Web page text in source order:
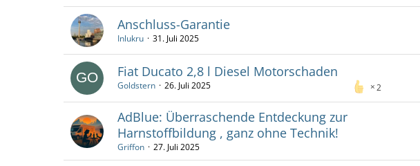
Anschluss-Garantie
Inlukru 31. Juli 2025
Fiat Ducato 2,8 l Diesel Motorschaden
2
Goldstern 26. Juli 2025
AdBlue: Überraschende Entdeckung zur
Harnstoffbildung , ganz ohne Technik!
Griffon 27. Juli 2025